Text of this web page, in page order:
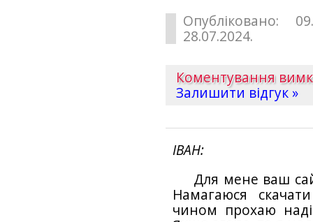
Опубліковано:
28.07.2024.
Коментування
Залишити відгук »
ІВАН
Для мене ваш
Намагаюся
чином прохаю